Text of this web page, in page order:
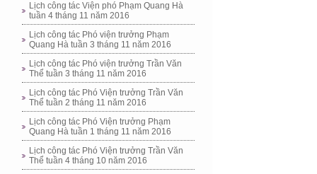
Lịch công tác Viện phó Phạm Quang Hà
tuần 4 tháng 11 năm 2016
Lịch công tác Phó viện trưởng Phạm
Quang Hà tuần 3 tháng 11 năm 2016
Lịch công tác Phó viện trưởng Trần Văn
Thể tuần 3 tháng 11 năm 2016
Lịch công tác Phó Viện trưởng Trần Văn
Thể tuần 2 tháng 11 năm 2016
Lịch công tác Phó Viện trưởng Phạm
Quang Hà tuần 1 tháng 11 năm 2016
Lịch công tác Phó Viện trưởng Trần Văn
Thể tuần 4 tháng 10 năm 2016